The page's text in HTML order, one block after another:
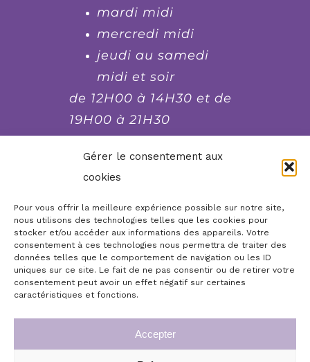
Gérer le consentement aux
cookies
Pour vous offrir la meilleure expérience possible sur notre site,
nous utilisons des technologies telles que les cookies pour
stocker et/ou accéder aux informations des appareils. Votre
consentement à ces technologies nous permettra de traiter des
données telles que le comportement de navigation ou les ID
uniques sur ce site. Le fait de ne pas consentir ou de retirer votre
consentement peut avoir un effet négatif sur certaines
caractéristiques et fonctions.
Accepter
mardi midi
mercredi midi
jeudi au samedi
midi et soir
de 12H00 à 14H30 et de
19H00 à 21H30
fermé le lundi et le
dimanche soir, mardi
soir et mercredi soir
Réserver, commander,
contacter...
Accueil
Commande de chèques cadeaux repas
Boutique en ligne
Infos légales